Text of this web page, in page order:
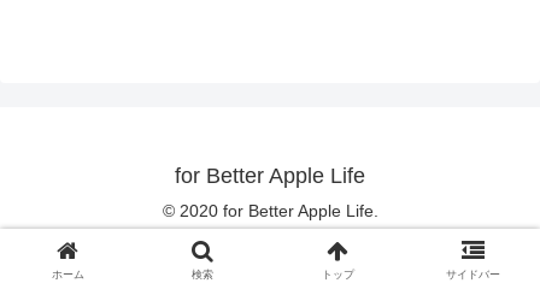
for Better Apple Life
© 2020 for Better Apple Life.
ホーム 検索 トップ サイドバー